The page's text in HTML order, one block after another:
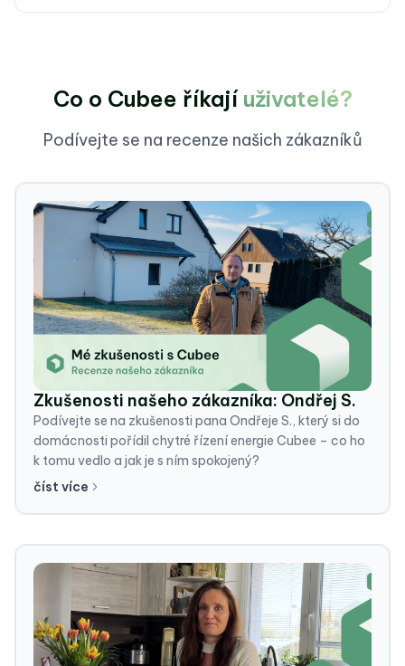
Co o Cubee říkají uživatelé?
Podívejte se na recenze našich zákazníků
Zkušenosti našeho zákazníka: Ondřej S.
Podívejte se na zkušenosti pana Ondřeje S., který si do
domácnosti pořídil chytré řízení energie Cubee – co ho
k tomu vedlo a jak je s ním spokojený?
číst více